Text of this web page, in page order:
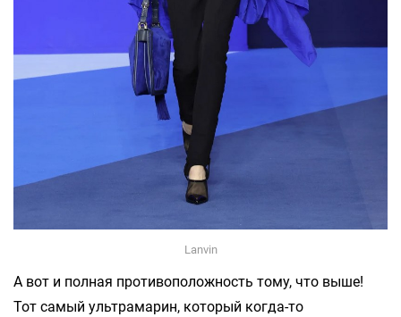
Lanvin
А вот и полная противоположность тому, что выше!
Тот самый ультрамарин, который когда-то